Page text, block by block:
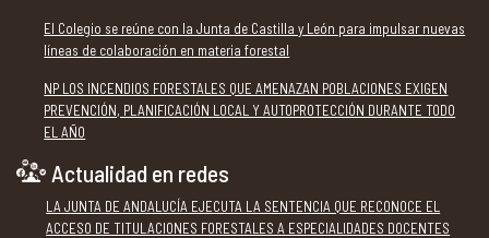
El Colegio se reúne con la Junta de Castilla y León para impulsar nuevas
líneas de colaboración en materia forestal
NP LOS INCENDIOS FORESTALES QUE AMENAZAN POBLACIONES EXIGEN
PREVENCIÓN, PLANIFICACIÓN LOCAL Y AUTOPROTECCIÓN DURANTE TODO
EL AÑO
Actualidad en redes
LA JUNTA DE ANDALUCÍA EJECUTA LA SENTENCIA QUE RECONOCE EL
ACCESO DE TITULACIONES FORESTALES A ESPECIALIDADES DOCENTES